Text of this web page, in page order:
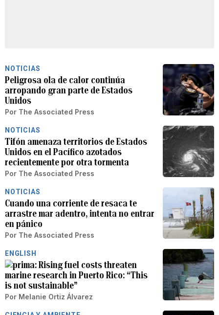
NOTICIAS
Peligrosa ola de calor continúa
arropando gran parte de Estados
Unidos
Por The Associated Press
NOTICIAS
Tifón amenaza territorios de Estados
Unidos en el Pacífico azotados
recientemente por otra tormenta
Por The Associated Press
NOTICIAS
Cuando una corriente de resaca te
arrastre mar adentro, intenta no entrar
en pánico
Por The Associated Press
ENGLISH
Rising fuel costs threaten
marine research in Puerto Rico: “This
is not sustainable”
Por Melanie Ortiz Álvarez